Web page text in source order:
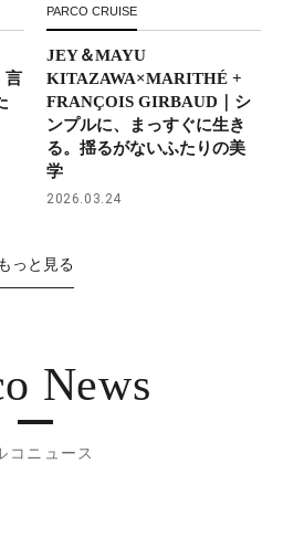
言
PARCO CRUISE
JEY＆MAYU
KITAZAWA×MARITHÉ +
FRANÇOIS GIRBAUD｜シ
ンプルに、まっすぐに生き
る。揺るがないふたりの美
学
2026.03.24
もっと見る
News
コニュース